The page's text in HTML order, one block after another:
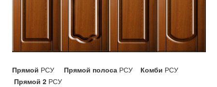
Прямой РСУ Прямой полоса РСУ Комби РСУ
Прямой 2 РСУ